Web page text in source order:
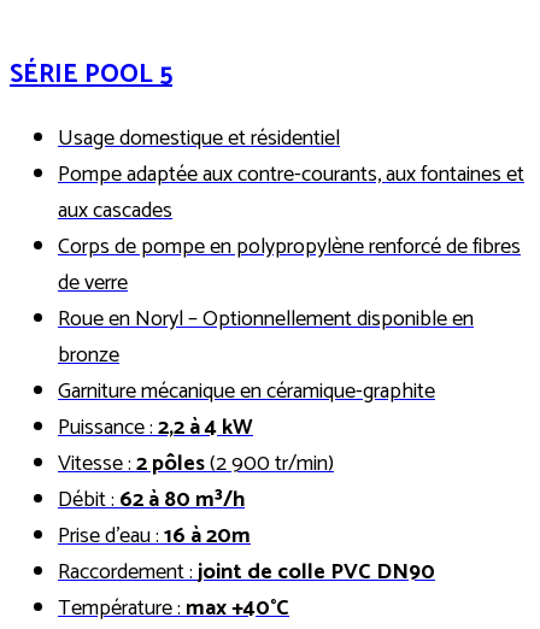
SÉRIE POOL 5
Usage domestique et résidentiel
Pompe adaptée aux contre-courants, aux fontaines et
aux cascades
Corps de pompe en polypropylène renforcé de fibres
de verre
Roue en Noryl – Optionnellement disponible en
bronze
Garniture mécanique en céramique-graphite
Puissance :2,2 à 4 kW
Vitesse :2 pôles(2 900 tr/min)
Débit :62 à 80 m³/h
Prise d’eau :16 à 20m
Raccordement :joint de colle PVC DN90
Température :max +40°C